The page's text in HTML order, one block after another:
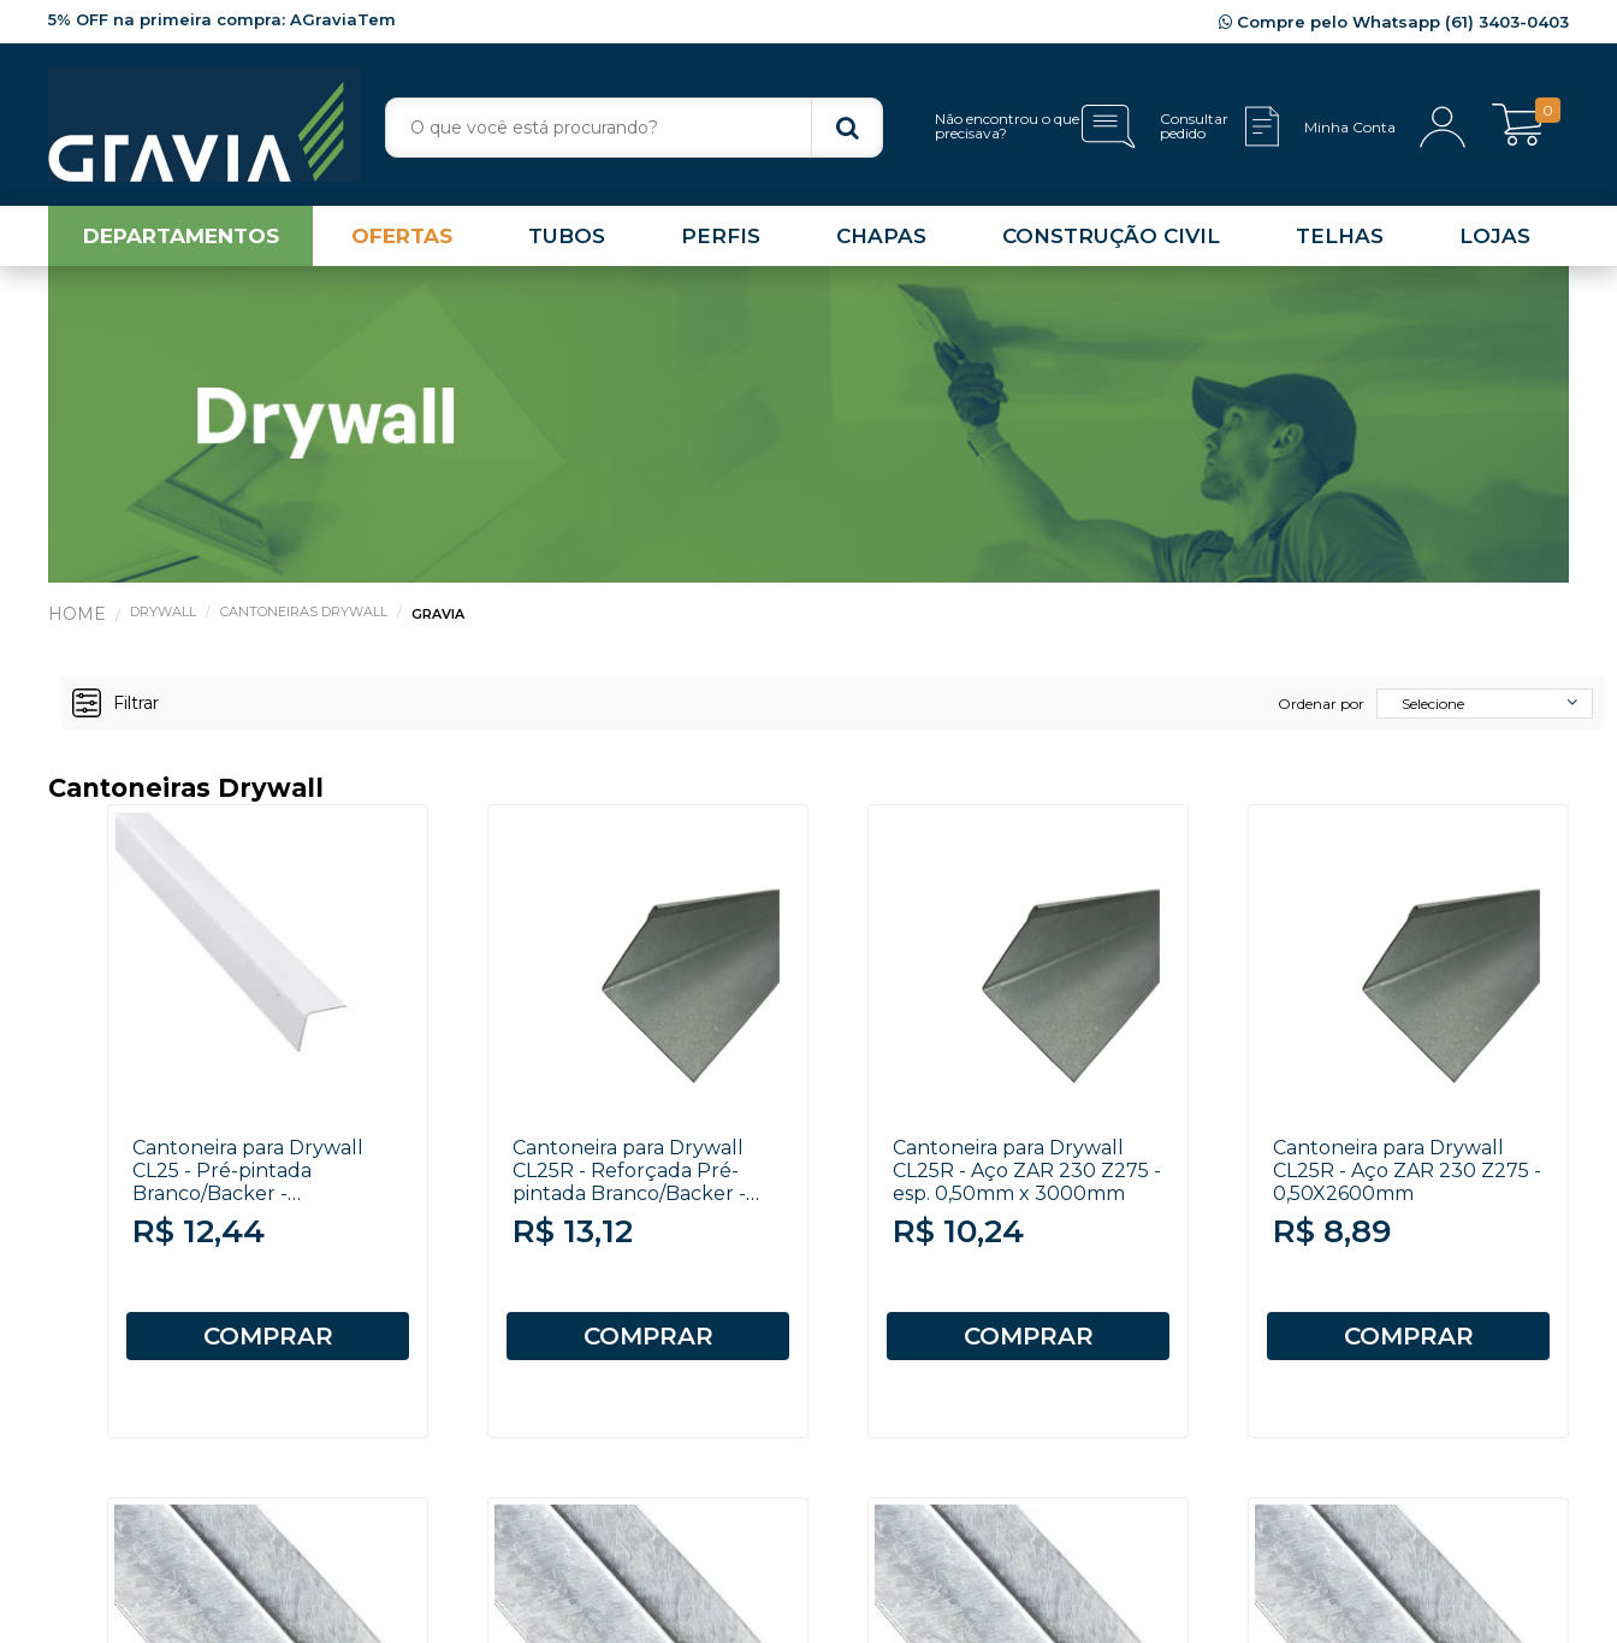
5% OFF na primeira compra: AGraviaTem Compre pelo Whatsapp (61) 3403-0403
0
Minha Conta
Consultar
pedido
Não encontrou o que
precisava?
DEPARTAMENTOS OFERTAS TUBOS PERFIS CHAPAS CONSTRUÇÃO CIVIL TELHAS LOJAS
DRYWALL CANTONEIRAS DRYWALL GRAVIA
Filtrar Ordenar por Selecione
Cantoneiras Drywall
Cantoneira para Drywall
CL25 - Pré-pintada
Branco/Backer -
0,50x25x30x3000mm
R$ 12,44
COMPRAR
Cantoneira para Drywall
CL25R - Reforçada Pré-
pintada Branco/Backer -
0,50x25x30x3000mm
R$ 13,12
COMPRAR
Cantoneira para Drywall
CL25R - Aço ZAR 230 Z275 -
esp. 0,50mm x 3000mm
R$ 10,24
COMPRAR
Cantoneira para Drywall
CL25R - Aço ZAR 230 Z275 -
0,50X2600mm
R$ 8,89
COMPRAR